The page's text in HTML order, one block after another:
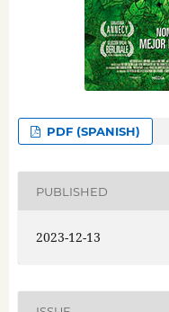
PDF (SPANISH)
PUBLISHED
2023-12-13